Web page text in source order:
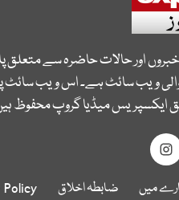
خبروں اور حالات حاضرہ سے
ویب سائٹ ہے۔ اس ویب سائٹ
ایکسپریس میڈیا گروپ محفوظ
میں ضابطہ اخلاق